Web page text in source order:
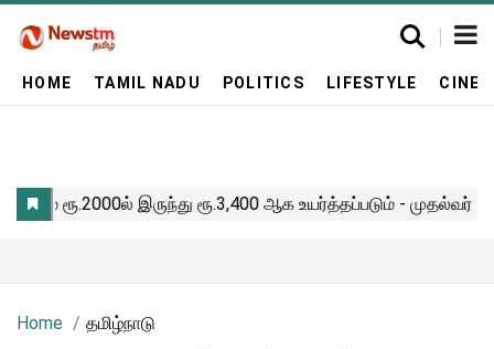
HOME TAMIL NADU POLITICS LIFESTYLE
Home தமிழ்நாடு